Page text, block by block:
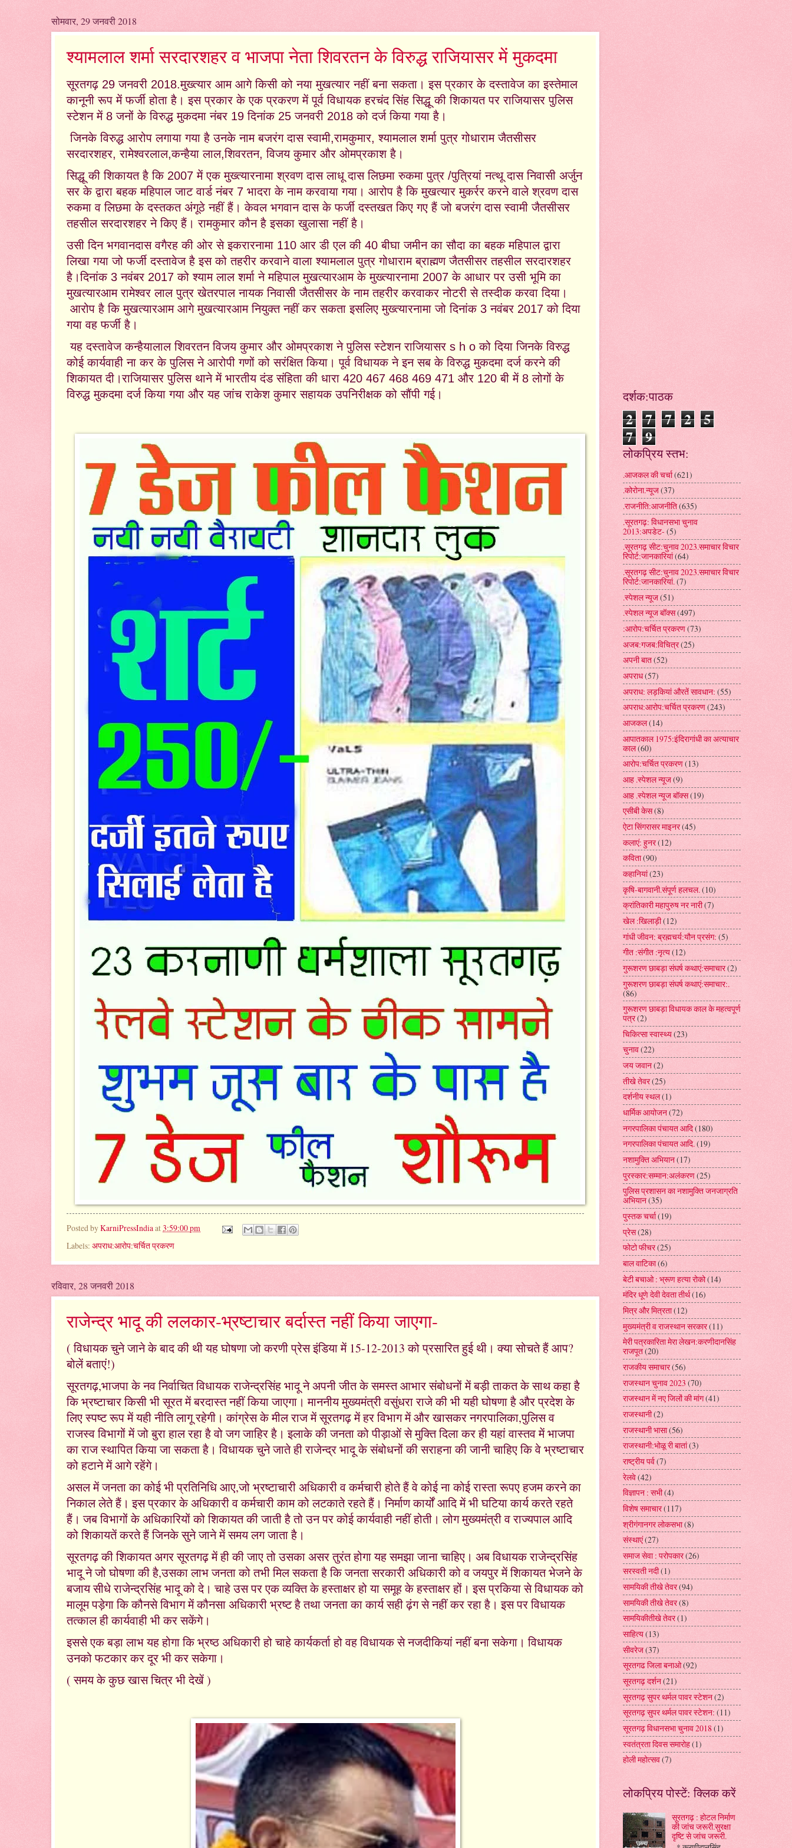
सोमवार, 29 जनवरी 2018
श्यामलाल शर्मा सरदारशहर व भाजपा नेता शिवरतन के विरुद्ध राजियासर में मुकदमा
सूरतगढ़ 29 जनवरी 2018.मुख्त्यार आम आगे किसी को नया मुखत्यार नहीं बना सकता। इस प्रकार के दस्तावेज का इस्तेमाल
कानूनी रूप में फर्जी होता है।इस प्रकार के एक प्रकरण में पूर्व विधायक हरचंद सिंह सिद्धू की शिकायत पर राजियासर पुलिस
स्टेशन में 8 जनों के विरुद्ध मुकदमा नंबर 19 दिनांक 25 जनवरी 2018 को दर्ज किया गया है।
जिनके विरुद्ध आरोप लगाया गया है उनके नाम बजरंग दास स्वामी,रामकुमार, श्यामलाल शर्मा पुत्र गोधाराम जैतसीसर
सरदारशहर, रामेश्वरलाल,कन्हैया लाल,शिवरतन, विजय कुमार और ओमप्रकाश है।
सिद्धू की शिकायत है कि 2007 में एक मुख्त्यारनामा श्रवण दास लाधू दास लिछमा रुकमा पुत्र /पुत्रियां नत्थू दास निवासी अर्जुन
सर के द्वारा बहक महिपाल जाट वार्ड नंबर 7 भादरा के नाम करवाया गया। आरोप है कि मुखत्यार मुकर्रर करने वाले श्रवण दास
रुकमा व लिछमा के दस्तकत अंगूठे नहीं हैं। केवल भगवान दास के फर्जी दस्तखत किए गए हैं जो बजरंग दास स्वामी जैतसीसर
तहसील सरदारशहर ने किए हैं। रामकुमार कौन है इसका खुलासा नहीं है।
उसी दिन भगवानदास वगैरह की ओर से इकरारनामा 110 आर डी एल की 40 बीघा जमीन का सौदा का बहक महिपाल द्वारा
लिखा गया जो फर्जी दस्तावेज है इस को तहरीर करवाने वाला श्यामलाल पुत्र गोधाराम ब्राह्मण जैतसीसर तहसील सरदारशहर
है।दिनांक 3 नवंबर 2017 को श्याम लाल शर्मा ने महिपाल मुखत्यारआम के मुख्त्यारनामा 2007 के आधार पर उसी भूमि का
मुखत्यारआम रामेश्वर लाल पुत्र खेतरपाल नायक निवासी जैतसीसर के नाम तहरीर करवाकर नोटरी से तस्दीक करवा दिया।
आरोप है कि मुखत्यारआम आगे मुखत्यारआम नियुक्त नहीं कर सकता इसलिए मुख्त्यारनामा जो दिनांक 3 नवंबर 2017 को दिया
गया वह फर्जी है।
यह दस्तावेज कन्हैयालाल शिवरतन विजय कुमार और ओमप्रकाश ने पुलिस स्टेशन राजियासर s h o को दिया जिनके विरुद्ध
कोई कार्यवाही ना कर के पुलिस ने आरोपी गणों को सरंक्षित किया। पूर्व विधायक ने इन सब के विरुद्ध मुकदमा दर्ज करने की
शिकायत दी।राजियासर पुलिस थाने में भारतीय दंड संहिता की धारा 420 467 468 469 471 और 120 बी में 8 लोगों के
विरुद्ध मुकदमा दर्ज किया गया और यह जांच राकेश कुमार सहायक उपनिरीक्षक को सौंपी गई।
Posted byKarniPressIndiaat3:59:00 pm
Labels: अपराध:आरोप:चर्चित प्रकरण
रविवार, 28 जनवरी 2018
राजेन्द्र भादू की ललकार-भ्रष्टाचार बर्दास्त नहीं किया जाएगा-
( विधायक चुने जाने के बाद की थी यह घोषणा जो करणी प्रेस इंडिया में 15-12-2013 को प्रसारित हुई थी। क्या सोचते हैं आप?
बोलें बताएं!)
सूरतगढ़,भाजपा के नव निर्वाचित विधायक राजेन्द्रसिंह भादू ने अपनी जीत के समस्त आभार संबोधनों में बड़ी ताकत के साथ कहा है
कि भ्रष्टाचार किसी भी सूरत में बरदास्त नहीं किया जाएगा। माननीय मुख्यमंत्री वसुंधरा राजे की भी यही घोषणा है और प्रदेश के
लिए स्पष्ट रूप में यही नीति लागू रहेगी। कांग्रेस के मील राज में सूरतगढ़ में हर विभाग में और खासकर नगरपालिका,पुलिस व
राजस्व विभागों में जो बुरा हाल रहा है वो जग जाहिर है। इलाके की जनता को पीड़ाओं से मुक्ति दिला कर ही यहां वास्तव में भाजपा
का राज स्थापित किया जा सकता है। विधायक चुने जाते ही राजेन्द्र भादू के संबोधनों की सराहना की जानी चाहिए कि वे भ्रष्टाचार
को हटाने में आगे रहेंगे।
असल में जनता का कोई भी प्रतिनिधि आए,जो भ्रष्टाचारी अधिकारी व कर्मचारी होते हैं वे कोई ना कोई रास्ता रूपए हजम करने का
निकाल लेते हैं। इस प्रकार के अधिकारी व कर्मचारी काम को लटकाते रहते हैं। निर्माण कार्यों आदि में भी घटिया कार्य करते रहते
हैं। जब विभागों के अधिकारियों को शिकायत की जाती है तो उन पर कोई कार्यवाही नहीं होती। लोग मुख्यमंत्री व राज्यपाल आदि
को शिकायतें करते हैं जिनके सुने जाने में समय लग जाता है।
सूरतगढ़ की शिकायत अगर सूरतगढ़ में ही की जाए तो उसका असर तुरंत होगा यह समझा जाना चाहिए। अब विधायक राजेन्द्रसिंह
भादू ने जो घोषणा की है,उसका लाभ जनता को तभी मिल सकता है कि जनता सरकारी अधिकारी को व जयपुर में शिकायत भेजने के
बजाय सीधे राजेन्द्रसिंह भादू को दे। चाहे उस पर एक व्यक्ति के हस्ताक्षर हो या समूह के हस्ताक्षर हों। इस प्रकिया से विधायक को
मालूम पड़ेगा कि कौनसे विभाग में कौनसा अधिकारी भ्रष्ट है तथा जनता का कार्य सही ढ़ंग से नहीं कर रहा है। इस पर विधायक
तत्काल ही कार्यवाही भी कर सकेंगे।
इससे एक बड़ा लाभ यह होगा कि भ्रष्ठ अधिकारी हो चाहे कार्यकर्ता हो वह विधायक से नजदीकियां नहीं बना सकेगा। विधायक
उनको फटकार कर दूर भी कर सकेगा।
( समय के कुछ खास चित्र भी देखें )
दर्शक:पाठक
2 7 7 2 5
7 9
लोकप्रिय स्तभ:
.आजकल की चर्चा(621)
.कोरोना.न्यूज(37)
.राजनीति:आजनीति(635)
.सूरतगढ़: विधानसभा चुनाव
2013:अपडेट- (5)
.सूरतगढ़ सीट:चुनाव 2023.समाचार विचार
रिपोर्ट:जानकारियां(64)
.सूरतगढ़ सीट:चुनाव 2023.समाचार विचार
रिपोर्ट:जानकारियां.(7)
.स्पेशल न्यूज(51)
.स्पेशल न्यूज बॉक्स(497)
:आरोप:चर्चित प्रकरण(73)
अजब:गजब:विचित्र(25)
अपनी बात(52)
अपराध(57)
अपराध: लड़कियां औरतें सावधान: (55)
अपराध:आरोप:चर्चित प्रकरण(243)
आजकल(14)
आपातकाल 1975:इंदिरागांधी का अत्याचार
काल(60)
आरोप:चर्चित प्रकरण(13)
आह .स्पेशल न्यूज(9)
आह .स्पेशल न्यूज बॉक्स(19)
एसीबी केस(8)
ऐटा सिंगरासर माइनर(45)
कलाएं: हुनर(12)
कविता(90)
कहानियां(23)
कृषि-बागवानी.संपूर्ण हलचल. (10)
क्रांतिकारी महापुरुष नर नारी(7)
खेल :खिलाड़ी(12)
गांधी जीवन: ब्रह्मचर्य:यौन प्रसंग: (5)
गीत :संगीत :नृत्य(12)
गुरूशरण छाबड़ा संघर्ष कथाएं:समाचार(2)
गुरूशरण छाबड़ा संघर्ष कथाएं:समाचार:.
(86)
गुरूशरण छाबड़ा विधायक काल के महत्वपूर्ण
पत्र(2)
चिकित्सा स्वास्थ्य(23)
चुनाव(22)
जय जवान(2)
तीखे तेवर(25)
दर्शनीय स्थल(1)
धार्मिक आयोजन(72)
नगरपालिका पंचायत आदि(180)
नगरपालिका पंचायत आदि.(19)
नशामुक्ति अभियान(17)
पुरस्कार:सम्मान:अलंकरण(25)
पुलिस प्रशासन का नशामुक्ति जनजाग्रति
अभियान(35)
पुस्तक चर्चा(19)
प्रेस(28)
फोटो फीचर(25)
बाल वाटिका(6)
बेटी बचाओ : भ्रूण हत्या रोको(14)
मंदिर धूणे देवी देवता तीर्थ(16)
मित्र और मित्रता(12)
मुख्यमंत्री व राजस्थान सरकार(11)
मेरी पत्रकारिता मेरा लेखन:करणीदानसिंह
राजपूत(20)
राजकीय समाचार(56)
राजस्थान चुनाव 2023 (70)
राजस्थान में नए जिलों की मांग(41)
राजस्थानी(2)
राजस्थानी भासा(56)
राजस्थानी:भोळू री बातां(3)
राष्ट्रीय पर्व(7)
रेलवे(42)
विज्ञापन : सभी(4)
विशेष समाचार(117)
श्रीगंगानगर लोकसभा(8)
संस्थाएं(27)
समाज सेवा : परोपकार(26)
सरस्वती नदी(1)
सामयिकी तीखे तेवर(94)
सामयिकी तीखे तेवर(8)
सामयिकीतीखे तेवर(1)
साहित्य(13)
सीवरेज(37)
सूरतगढ जिला बनाओ(92)
सूरतगढ़ दर्शन(21)
सूरतगढ़ सुपर थर्मल पावर स्टेशन(2)
सूरतगढ़ सुपर थर्मल पावर स्टेशन: (11)
सूरतगढ़ विधानसभा चुनाव 2018(1)
स्वतंत्रता दिवस समारोह(1)
होली महोत्सव(7)
लोकप्रिय पोस्टें: क्लिक करें
सूरतगढ़ : होटल निर्माण
की जांच जरूरी.सुरक्षा
दृष्टि से जांच जरूरी.